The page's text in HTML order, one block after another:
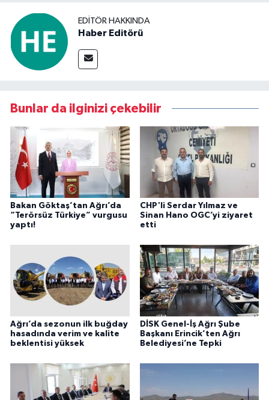
EDITÖR HAKKINDA
Haber Editörü
Bunlar da ilginizi çekebilir
Bakan Göktaş’tan Ağrı’da
“Terörsüz Türkiye” vurgusu
yaptı!
CHP'li Serdar Yılmaz ve
Sinan Hano OGC’yi ziyaret
etti
Ağrı’da sezonun ilk buğday
hasadında verim ve kalite
beklentisi yüksek
DİSK Genel-İş Ağrı Şube
Başkanı Erincik’ten Ağrı
Belediyesi’ne Tepki